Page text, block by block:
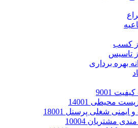
کسب
تاسیس
بهره برداری
9001
محیطی 14001
ایمنی شغلی پرسنل 18001
مشتریان 10004